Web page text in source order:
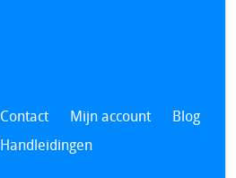
Contact Mijn account
Blog
Handleidingen